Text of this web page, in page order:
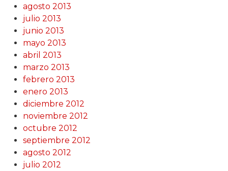
agosto 2013
julio 2013
junio 2013
mayo 2013
abril 2013
marzo 2013
febrero 2013
enero 2013
diciembre 2012
noviembre 2012
octubre 2012
septiembre 2012
agosto 2012
julio 2012